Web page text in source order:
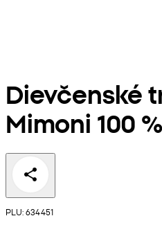
Dievčenské
Mimoni 100
PLU: 634451